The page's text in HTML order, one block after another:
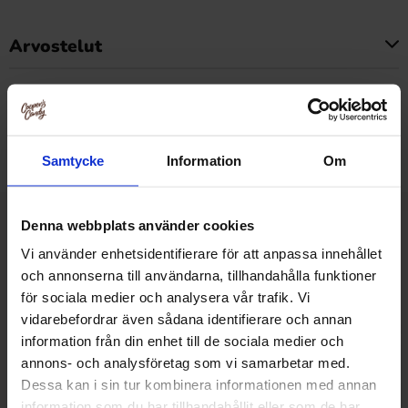
Samtycke Information Om
Denna webbplats använder cookies
Vi använder enhetsidentifierare för att anpassa innehållet
och annonserna till användarna, tillhandahålla funktioner
för sociala medier och analysera vår trafik. Vi
vidarebefordrar även sådana identifierare och annan
information från din enhet till de sociala medier och
annons- och analysföretag som vi samarbetar med.
Dessa kan i sin tur kombinera informationen med annan
Arvostelut
Tällä tuotteella ei ole arvosteluja
Hintahistoria
08-08 )
Muut pitivät